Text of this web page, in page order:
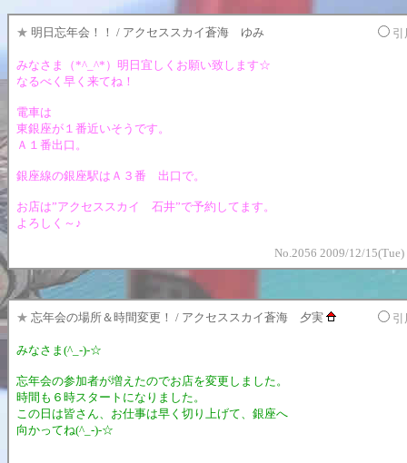
★ 明日忘年会！！ / アクセススカイ蒼海 ゆみ 引
みなさま（*^_^*）明日宜しくお願い致します☆
なるべく早く来てね！
電車は
東銀座が１番近いそうです。
Ａ１番出口。
銀座線の銀座駅はＡ３番 出口で。
お店は”アクセススカイ 石井”で予約してます。
よろしく～♪
No.2056 2009/12/
★ 忘年会の場所＆時間変更！ / アクセススカイ蒼海 夕実 引
みなさま(^_-)-☆
忘年会の参加者が増えたのでお店を変更しました。
時間も６時スタートになりました。
この日は皆さん、お仕事は早く切り上げて、銀座へ
向かってね(^_-)-☆